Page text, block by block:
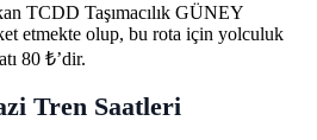
TCDD Taşımacılık GÜNEY
etmekte olup, bu rota için yolculuk
80 ₺’dir.
Tren Saatleri